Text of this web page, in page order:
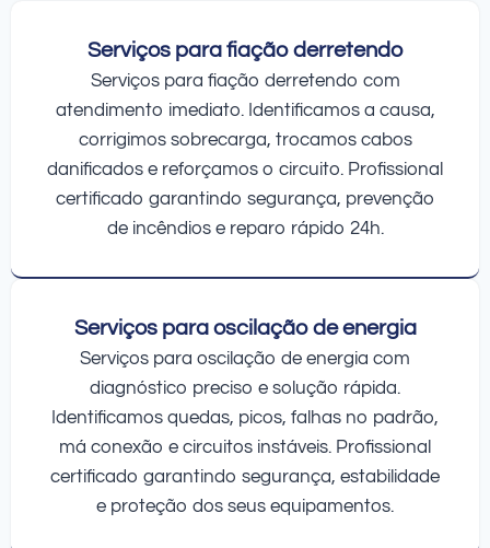
Serviços para fiação derretendo
Serviços para fiação derretendo com
atendimento imediato. Identificamos a causa,
corrigimos sobrecarga, trocamos cabos
danificados e reforçamos o circuito. Profissional
certificado garantindo segurança, prevenção
de incêndios e reparo rápido 24h.
Serviços para oscilação de energia
Serviços para oscilação de energia com
diagnóstico preciso e solução rápida.
Identificamos quedas, picos, falhas no padrão,
má conexão e circuitos instáveis. Profissional
certificado garantindo segurança, estabilidade
e proteção dos seus equipamentos.